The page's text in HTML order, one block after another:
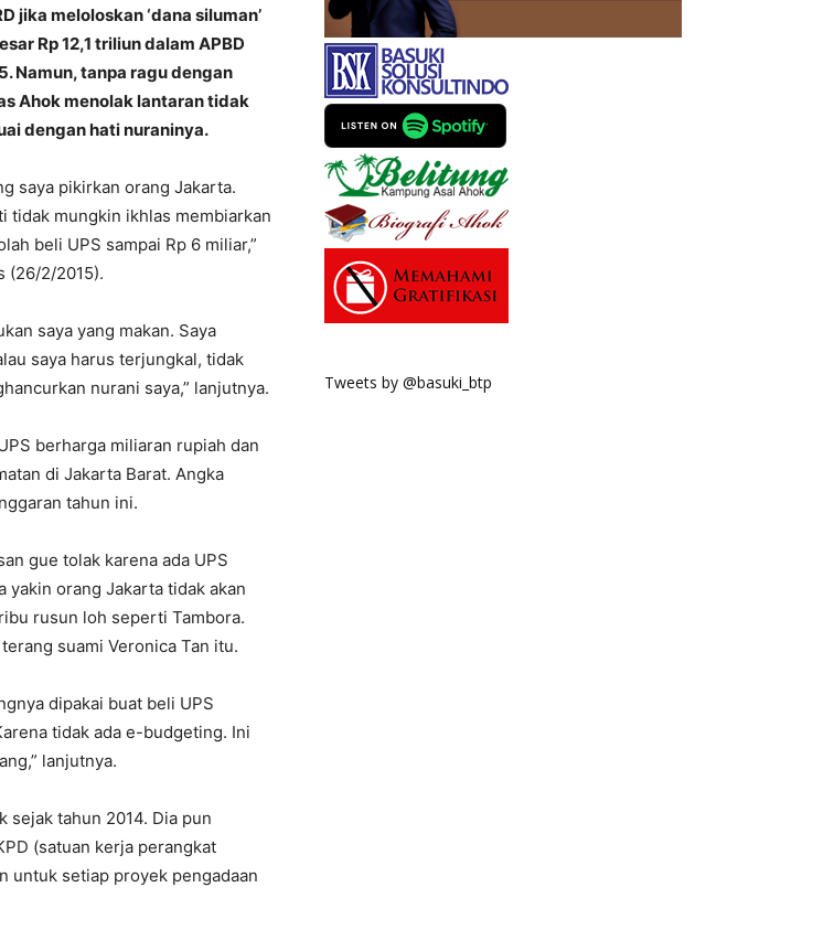
jika meloloskan ‘dana siluman’
Rp 12,1 triliun dalam APBD
Namun, tanpa ragu dengan
Ahok menolak lantaran tidak
dengan hati nuraninya.
saya pikirkan orang Jakarta.
tidak mungkin ikhlas membiarkan
beli UPS sampai Rp 6 miliar,”
(26/2/2015).
saya yang makan. Saya
saya harus terjungkal, tidak
nurani saya,” lanjutnya.
berharga miliaran rupiah dan
di Jakarta Barat. Angka
tahun ini.
gue tolak karena ada UPS
yakin orang Jakarta tidak akan
rusun loh seperti Tambora.
suami Veronica Tan itu.
dipakai buat beli UPS
tidak ada e-budgeting. Ini
lanjutnya.
sejak tahun 2014. Dia pun
(satuan kerja perangkat
untuk setiap proyek pengadaan
Tweets by @basuki_btp